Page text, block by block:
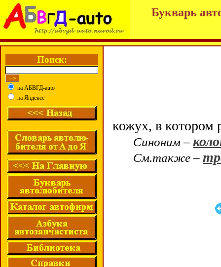
Букварь
Поиск:
на АБВГД-auto
на Яндексе
кожух, в котором
Синоним –
См.также –